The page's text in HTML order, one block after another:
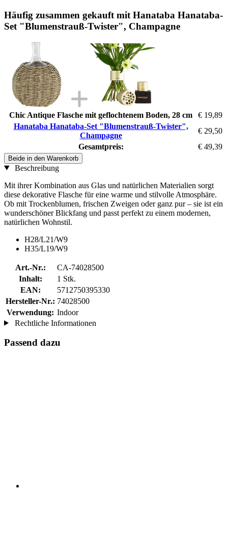
Häufig zusammen gekauft mit Hanataba Hanataba-
Set "Blumenstrauß-Twister", Champagne
Chic Antique Flasche mit geflochtenem Boden, 28 cm
€ 19,89
Hanataba Hanataba-Set "Blumenstrauß-Twister",
Champagne
€ 29,50
Gesamtpreis:
€ 49,39
Beide in den Warenkorb
Beschreibung
Mit ihrer Kombination aus Glas und natürlichen Materialien sorgt
diese dekorative Flasche für eine warme und stilvolle Atmosphäre.
Ob mit Trockenblumen, frischen Zweigen oder ganz pur – sie ist ein
wunderschöner Blickfang und passt perfekt zu einem modernen,
natürlichen Wohnstil.
H28/L21/W9
H35/L19/W9
Art.-Nr.:
CA-74028500
Inhalt:
1 Stk.
EAN:
5712750395330
Hersteller-Nr.: 74028500
Verwendung: Indoor
Rechtliche Informationen
Passend dazu